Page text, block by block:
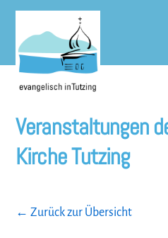
Skip
content
Veranstaltungen
Kirche Tutzing
← Zurück zur Übersicht